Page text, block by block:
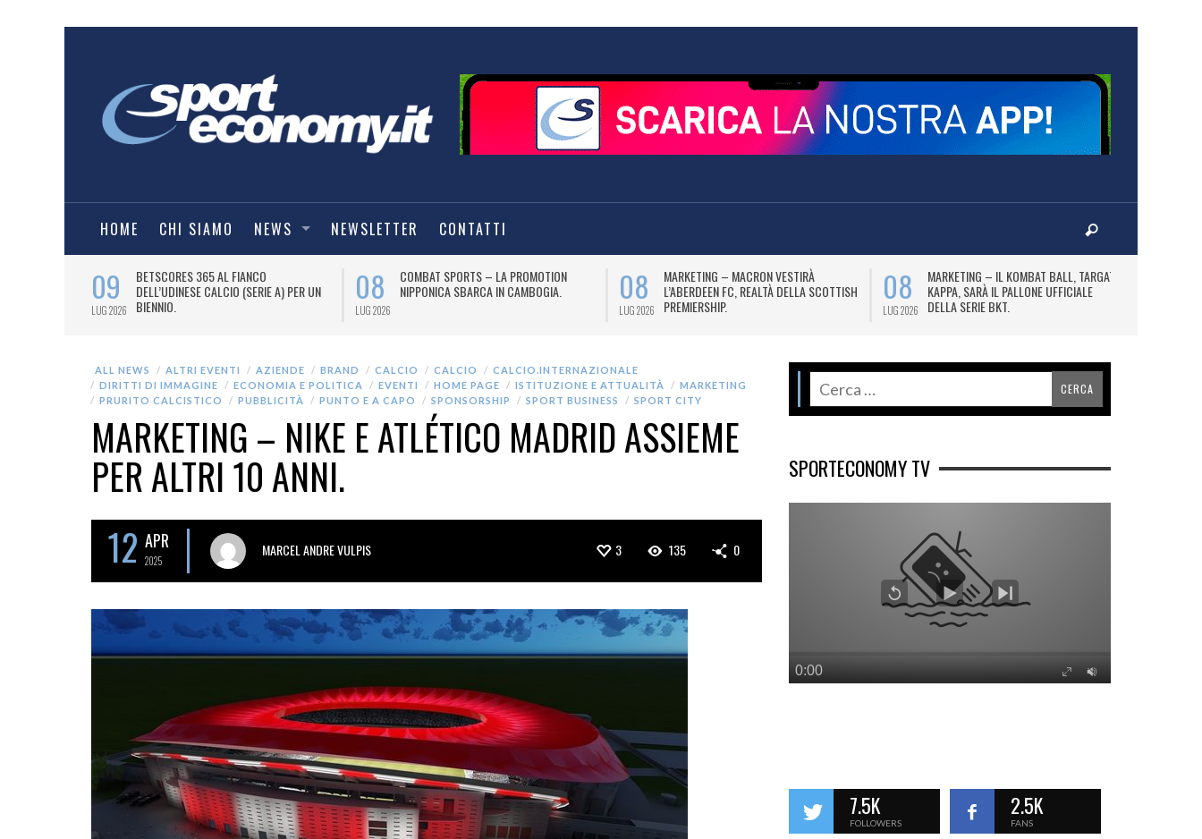
HOME CHI SIAMO NEWS NEWSLETTER CONTATTI
09
LUG 2026
BETSCORES 365 AL FIANCO
DELL’UDINESE CALCIO (SERIE A) PER UN
BIENNIO.
08
LUG 2026
COMBAT SPORTS – LA PROMOTION
NIPPONICA SBARCA IN CAMBOGIA.
08
LUG 2026
MARKETING – MACRON VESTIRÀ
L’ABERDEEN FC, REALTÀ DELLA SCOTTISH
PREMIERSHIP.
08
LUG 2026
MARKETING – IL KOMBAT BALL, TARGATO
KAPPA, SARÀ IL PALLONE UFFICIALE
DELLA SERIE BKT.
ALL NEWS ALTRI EVENTI AZIENDE BRAND CALCIO CALCIO
CALCIO.INTERNAZIONALE
DIRITTI DI IMMAGINE
ECONOMIA E POLITICA EVENTI HOME PAGE ISTITUZIONE E ATTUALITÀ
MARKETING
PRURITO CALCISTICO
PUBBLICITÀ PUNTO E A CAPO SPONSORSHIP SPORT BUSINESS SPORT CITY
MARKETING – NIKE E ATLÉTICO MADRID ASSIEME
PER ALTRI 10 ANNI.
12 APR
2025
MARCEL ANDRE VULPIS 3 135 0
SPORTECONOMY TV
7.5K
FOLLOWERS
2.5K
FANS